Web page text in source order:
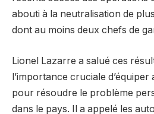
abouti à la neutralisation de
dont au moins deux chefs de
Lionel Lazarre a salué ces
l’importance cruciale d’équiper
pour résoudre le problème
dans le pays. Il a appelé les